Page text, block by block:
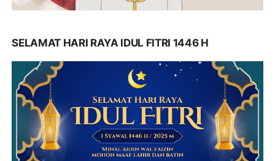
SELAMAT HARI RAYA IDUL FITRI 1446 H